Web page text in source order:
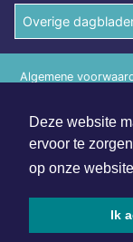
Deze website
ervoor te
op onze website
Ik
Overige
Copyright (c) 2026
voorbehouden
Algemene
Privacy Statement